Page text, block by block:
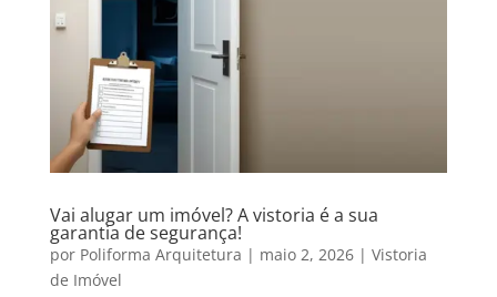
Vai alugar um imóvel? A vistoria é a sua
garantia de segurança!
por Poliforma Arquitetura | maio 2, 2026| Vistoria
de Imóvel